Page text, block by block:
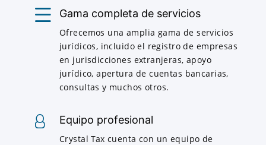
Gama completa de servicios
Ofrecemos una amplia gama de servicios
jurídicos, incluido el registro de empresas
en jurisdicciones extranjeras, apoyo
jurídico, apertura de cuentas bancarias,
consultas y muchos otros.
Equipo profesional
Crystal Tax cuenta con un equipo de